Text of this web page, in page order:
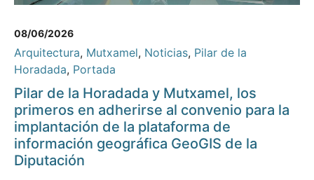
08/06/2026
Arquitectura, Mutxamel, Noticias, Pilar de la
Horadada, Portada
Pilar de la Horadada y Mutxamel, los
primeros en adherirse al convenio para la
implantación de la plataforma de
información geográfica GeoGIS de la
Diputación